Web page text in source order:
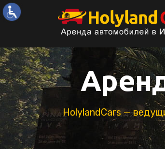
HolylandCars —